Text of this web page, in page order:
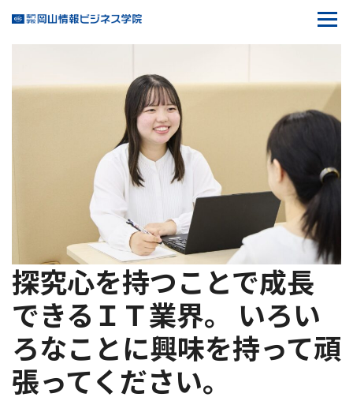
M.M
探究心を持つことで成長
できるＩＴ業界。
いろい
ろなことに興味を持って頑
張ってください。